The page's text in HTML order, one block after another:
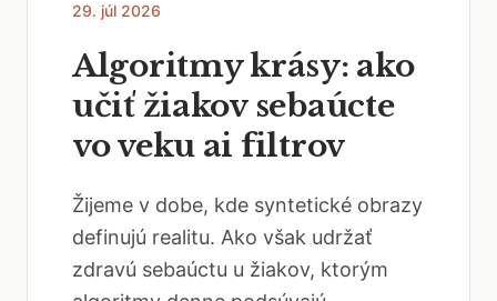
29. júl 2026
Algoritmy krásy: ako
učiť žiakov sebaúcte
vo veku ai filtrov
Žijeme v dobe, kde syntetické obrazy
definujú realitu. Ako však udržať
zdravú sebaúctu u žiakov, ktorým